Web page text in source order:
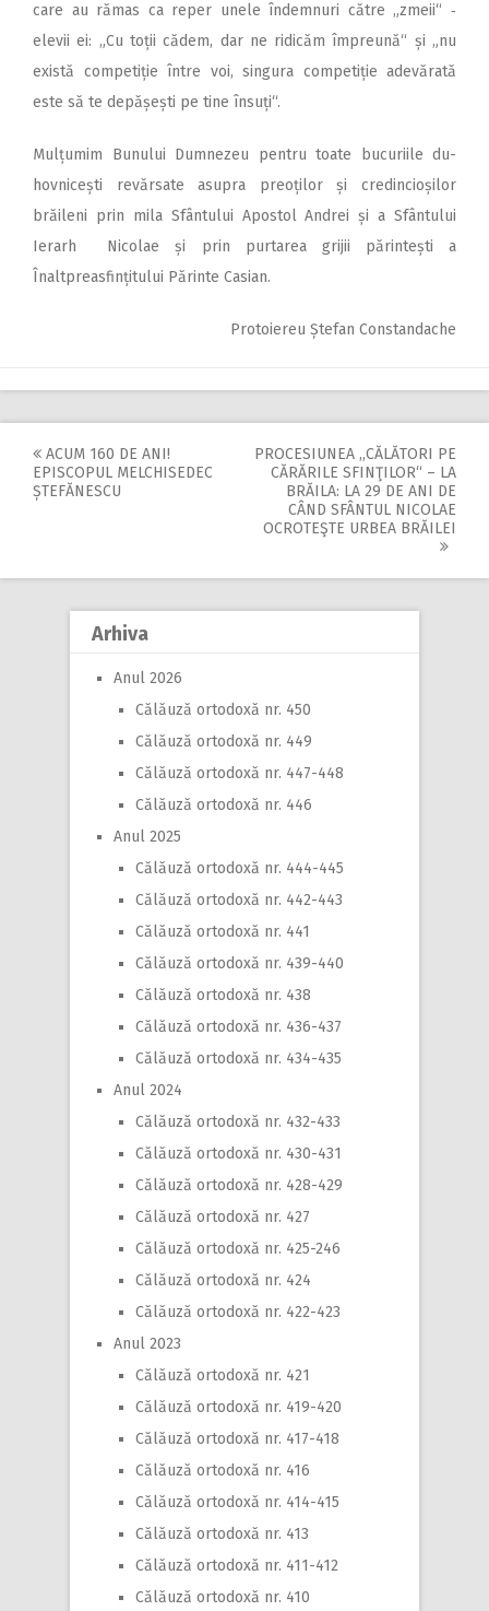
care au rămas ca reper unele îndemnuri către „zmeii“ ‑
elevii ei: „Cu toții cădem, dar ne ridicăm împreună“ și „nu
există competiție între voi, singura competiție adevărată
este să te depășești pe tine însuți“.
Mulțumim Bunului Dumnezeu pentru toate bucuriile du­
hovnicești revărsate asupra preoților și credincioșilor
brăileni prin mila Sfântului Apostol Andrei și a Sfântului
Ierarh Nicolae și prin purtarea grijii părintești a
Înaltpreasfințitului Părinte Casian.
Protoiereu Ștefan Constandache
Post
ACUM 160 DE ANI!
EPISCOPUL MELCHISEDEC
ȘTEFĂNESCU
PROCESIUNEA ,,CĂLĂTORI PE
CĂRĂRILE SFINŢILOR“ – LA
BRĂILA: LA 29 DE ANI DE
CÂND SFÂNTUL NICOLAE
OCROTEŞTE URBEA BRĂILEI
Arhiva
Anul 2026
Călăuză ortodoxă nr. 450
Călăuză ortodoxă nr. 449
Călăuză ortodoxă nr. 447-448
Călăuză ortodoxă nr. 446
Anul 2025
Călăuză ortodoxă nr. 444-445
Călăuză ortodoxă nr. 442-443
Călăuză ortodoxă nr. 441
Călăuză ortodoxă nr. 439-440
Călăuză ortodoxă nr. 438
Călăuză ortodoxă nr. 436-437
Călăuză ortodoxă nr. 434-435
Anul 2024
Călăuză ortodoxă nr. 432-433
Călăuză ortodoxă nr. 430-431
Călăuză ortodoxă nr. 428-429
Călăuză ortodoxă nr. 427
Călăuză ortodoxă nr. 425-246
Călăuză ortodoxă nr. 424
Călăuză ortodoxă nr. 422-423
Anul 2023
Călăuză ortodoxă nr. 421
Călăuză ortodoxă nr. 419-420
Călăuză ortodoxă nr. 417-418
Călăuză ortodoxă nr. 416
Călăuză ortodoxă nr. 414-415
Călăuză ortodoxă nr. 413
Călăuză ortodoxă nr. 411-412
Călăuză ortodoxă nr. 410